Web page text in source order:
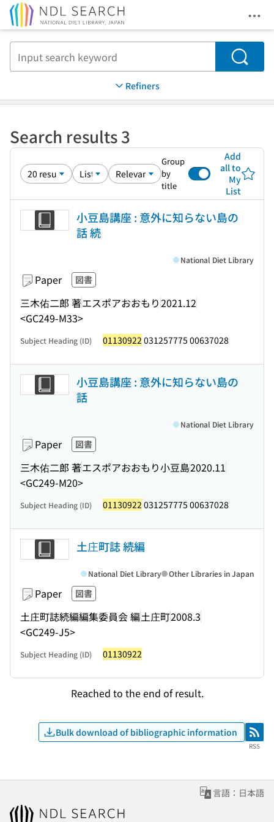
Search
Refiners
Search results 3
Group
by
title
Add
all to
My
List
小豆島講座 : 意外に知らない島の
話 続
Paper 図書
三木佑二郎 著エスポアおおもり2021.12
<GC249-M33>
National Diet Library
Subject Heading (ID) 01130922 031257775 00637028
小豆島講座 : 意外に知らない島の
話
Paper 図書
三木佑二郎 著エスポアおおもり小豆島2020.11
<GC249-M20>
National Diet Library
Subject Heading (ID) 01130922 031257775 00637028
土庄町誌 続編
Paper 図書
土庄町誌続編編集委員会 編土庄町2008.3
<GC249-J5>
National Diet Library Other Libraries in Japan
Subject Heading (ID) 01130922
Reached to the end of result.
Bulk download of bibliographic information RSS
RSS
言語：日本語